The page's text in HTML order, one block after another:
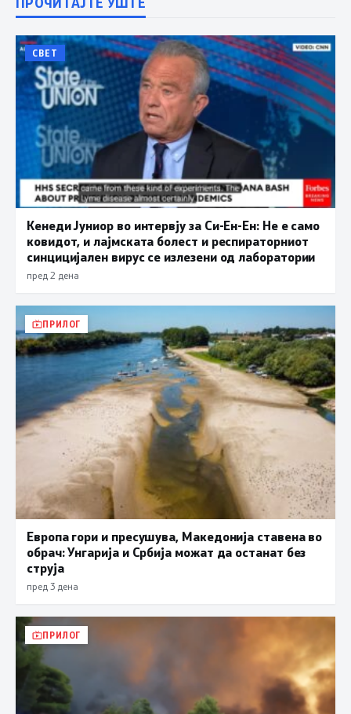
СВЕТ
Кенеди Јуниор во интервју за Си-Ен-Ен: Не е само
ковидот, и лајмската болест и респираторниот
синцицијален вирус се излезени од лаборатории
пред 2 дена
ПРИЛОГ
Европа гори и пресушува, Македонија ставена во
обрач: Унгарија и Србија можат да останат без
струја
пред 3 дена
ПРИЛОГ